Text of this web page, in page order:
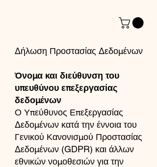
Δήλωση Προστασίας Δεδομένων
Όνομα και διεύθυνση του
υπευθύνου επεξεργασίας
δεδομένων
Ο Υπεύθυνος Επεξεργασίας
Δεδομένων κατά την έννοια του
Γενικού Κανονισμού Προστασίας
Δεδομένων (GDPR) και άλλων
εθνικών νομοθεσιών για την